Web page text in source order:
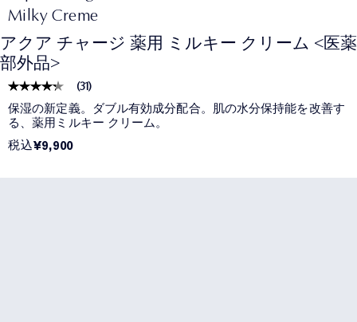
Milky Creme
アクア チャージ 薬用 ミルキー クリーム <医薬
部外品>
(31)
保湿の新定義。ダブル有効成分配合。肌の水分保持能を改善す
る、薬用ミルキー クリーム。​
税込¥9,900